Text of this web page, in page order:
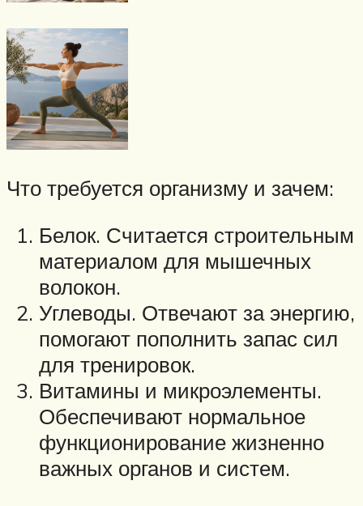
Что требуется организму и зачем:
Белок. Считается строительным
материалом для мышечных
волокон.
Углеводы. Отвечают за энергию,
помогают пополнить запас сил
для тренировок.
Витамины и микроэлементы.
Обеспечивают нормальное
функционирование жизненно
важных органов и систем.